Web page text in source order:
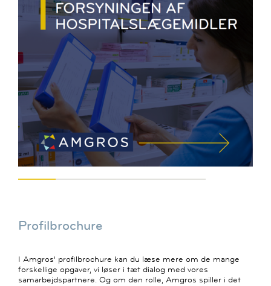
Profilbrochure
I Amgros' profilbrochure kan du læse mere om de mange
forskellige opgaver, vi løser i tæt dialog med vores
samarbejdspartnere. Og om den rolle, Amgros spiller i det